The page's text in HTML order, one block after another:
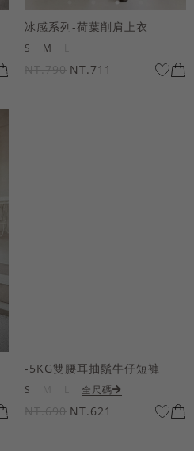
冰感系列-荷葉削肩上衣
S M
NT.790 NT.711
-5KG雙腰耳抽鬚牛仔短褲
S 全尺碼
NT.690 NT.621